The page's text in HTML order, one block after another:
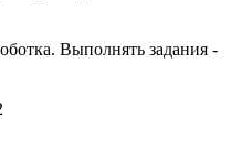
Выполнять задания -